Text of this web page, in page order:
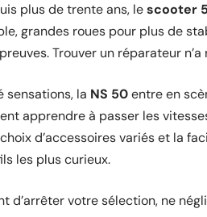
plus de trente ans, lescooter
grandes roues pour plus de
Trouver un réparateur
sensations, la NS 50entre en
apprendre à passer les
d’accessoires variés et la
les plus curieux.
d’arrêter votre sélection, ne